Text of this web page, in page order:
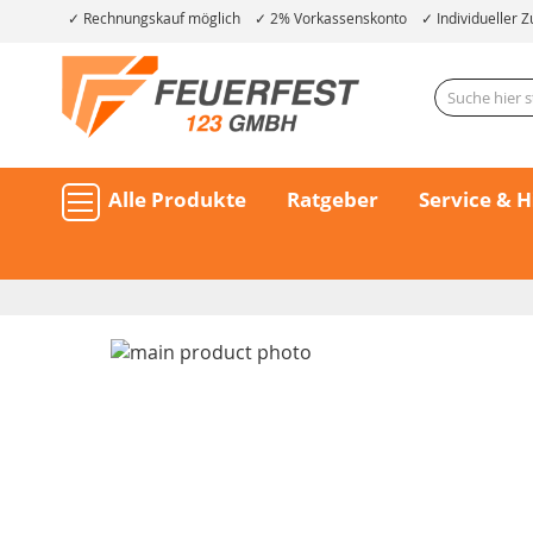
Rechnungskauf möglich 2% Vorkassenskonto Individueller
Alle Produkte Ratgeber Service &
Skip